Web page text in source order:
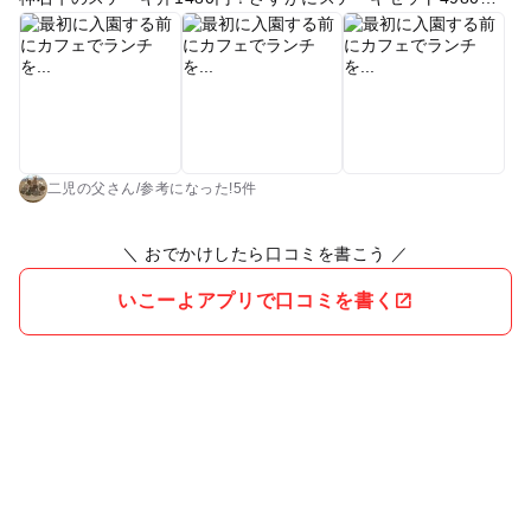
は頼めず、、。広大な芝生の土地を眺めるテラスで食べてとっ
ても美味しかったです！キッズスペースもあるので、待ち時間
に苦労しませんでした。 一般の入園料は1人500円ですが、JAF
水遊び場、そして、動物とのふれあいができる場所などなど。
料で貸し出ししてくれました！ 2歳の次男のお気に入りは、生
まれて初めてのハンモックでした笑。
二児の父さん/参考に なった!5件
＼ おでかけしたら口コミを書こう ／
いこーよアプリで口コミを書く